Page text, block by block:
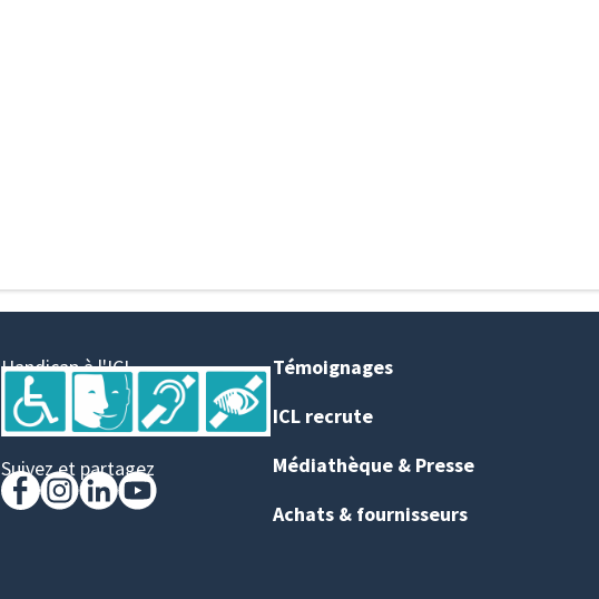
Handicap à l'ICL
Suivez et partagez
Témoignages
ICL recrute
Médiathèque & Presse
Achats & fournisseurs